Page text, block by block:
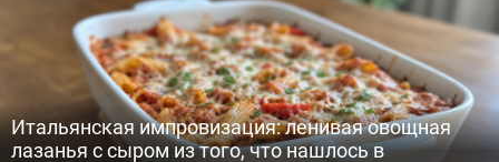
Итальянская импровизация: ленивая овощная
лазанья с сыром из того, что нашлось в